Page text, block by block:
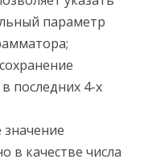
параметр
последних 4-х
значение
в качестве числа